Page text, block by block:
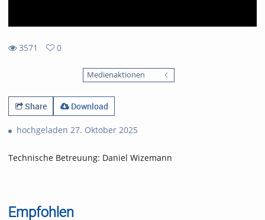
3571
0
Medienaktionen
Share Download
hochgeladen 27. Oktober 2025
Technische Betreuung: Daniel Wizemann
Empfohlen